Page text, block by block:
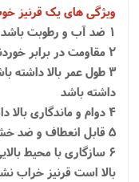
ویژگی های یک قرنیز
1 ضد آب و رطوبت باشد
2 مقاومت در برابر خوردندگی حشرات داشته باشد
3 طول عمر بالا داشته
داشته باشد
4 دوام و ماندگاری بالا داشته باشد
5 قابل انعطاف و ضد خش و ضد ضربه باشد
6 سازگاری با محیط
بالا است قرنیز خراب